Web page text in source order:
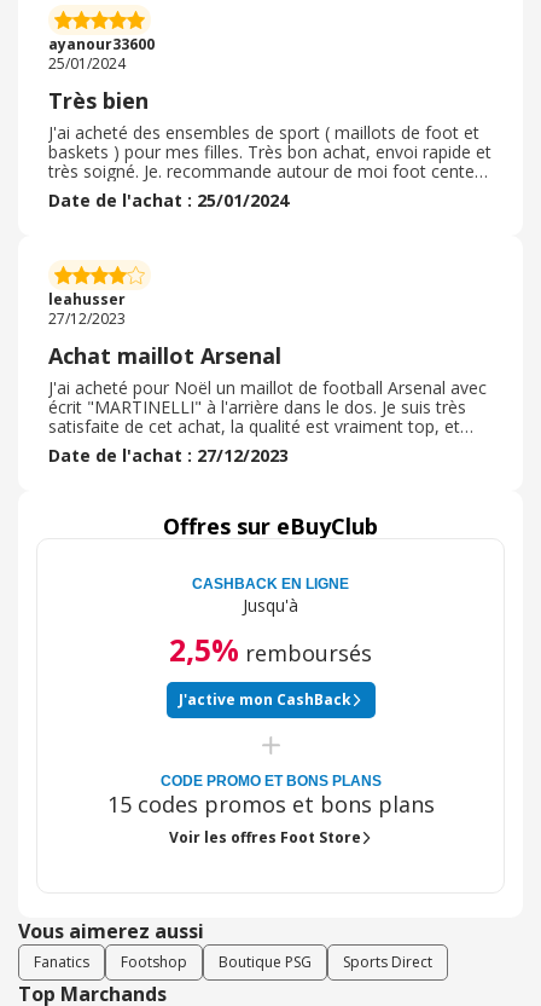
poste. J'ai choisi ce dernier mode car c'était le plus
avantageux pour moi et aussi le moins cher. Je
recommande cette boutique en ligne pour vos achats
d'articles de sport.
ayanour33600
25/01/2024
Très bien
J'ai acheté des ensembles de sport ( maillots de foot et
baskets ) pour mes filles. Très bon achat, envoi rapide et
très soigné. Je. recommande autour de moi foot center
pour la qualité de ses vêtements et des baskets. Je
recommanderais ça c'est sûr surtout par rapport à la
d'autres maillots et joggings pour la pratique d'un sport
car elles sont très fan de football. Les maillots sont de
bonnes qualités surtout au lavage.
Date de l'achat : 25/01/2024
leahusser
27/12/2023
Achat maillot Arsenal
J'ai acheté pour Noël un maillot de football Arsenal avec
écrit "MARTINELLI" à l'arrière dans le dos. Je suis très
satisfaite de cet achat, la qualité est vraiment top, et
l'inscription au dos est très bien faite. Si j'avais un point
négatif à renseigner, c'est le fait que je n'avais pas
pas recevoir le colis à temps. Heureusement, il est arrivé
à l'heure. Sinon le site me paraît sécurisé.
Date de l'achat : 27/12/2023
Offres sur eBuyClub
CASHBACK EN LIGNE
Jusqu'à
2,5% remboursés
J'active mon CashBack
CODE PROMO ET BONS PLANS
15 codes promos et bons plans
Voir les offres Foot Store
Vous aimerez aussi
Fanatics Footshop Boutique PSG Sports Direct
Top Marchands